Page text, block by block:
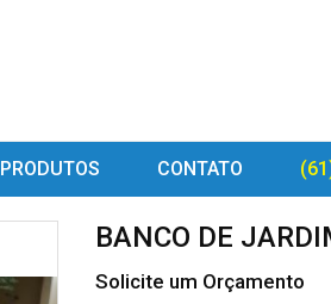
PRODUTOS CONTATO
BANCO DE
Solicite um Orçamento